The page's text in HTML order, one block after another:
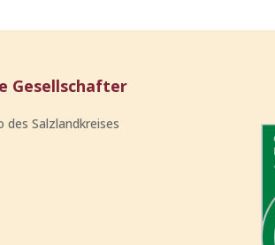
Gesellschafter